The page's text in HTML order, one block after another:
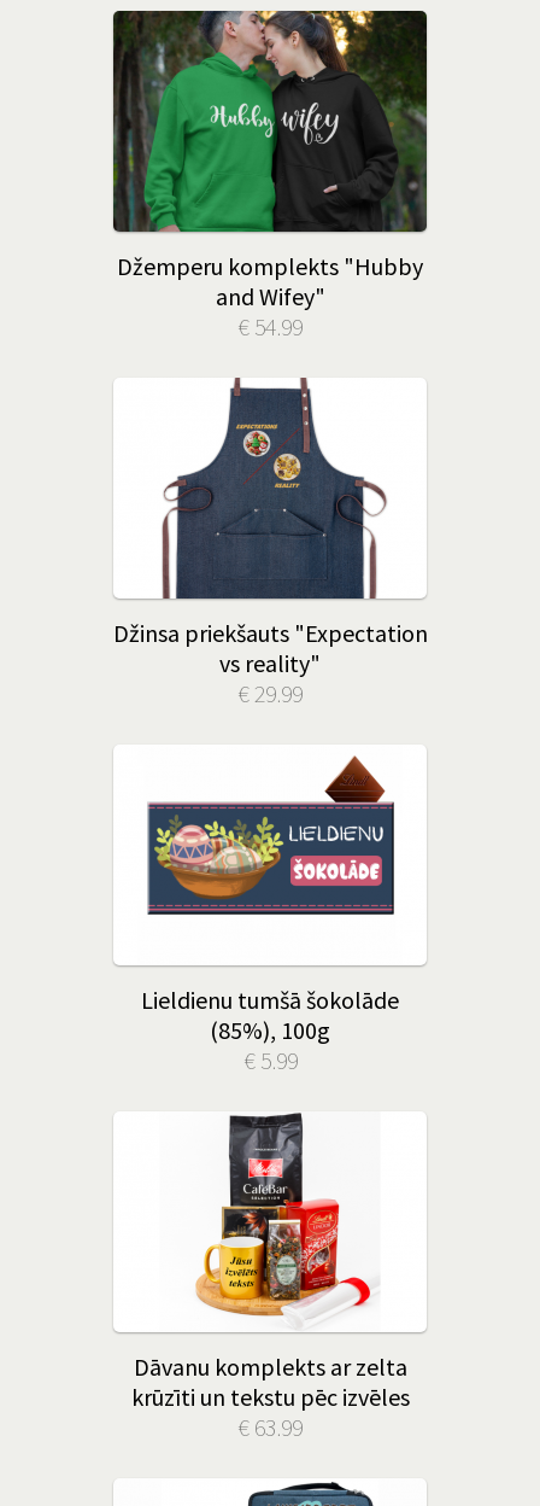
Džemperu komplekts "Hubby
and Wifey"
€ 54.99
Džinsa priekšauts "Expectation
vs reality"
€ 29.99
Lieldienu tumšā šokolāde
(85%), 100g
€ 5.99
Dāvanu komplekts ar zelta
krūzīti un tekstu pēc izvēles
€ 63.99